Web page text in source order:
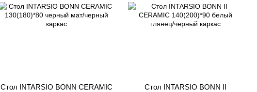
Стол INTARSIO BONN CERAMIC
Стол INTARSIO BONN II